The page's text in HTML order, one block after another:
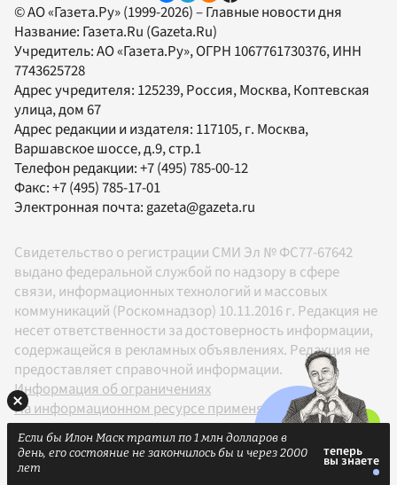
© АО «Газета.Ру» (1999-2026) – Главные новости дня
Название: Газета.Ru (Gazeta.Ru)
Учредитель:АО «Газета.Ру», ОГРН 1067761730376, ИНН
7743625728
Адрес учредителя: 125239, Россия, Москва, Коптевская
улица, дом 67
Адрес редакции и издателя: 117105, г. Москва,
Варшавское шоссе, д.9, стр.1
Телефон редакции:+7 (495) 785-00-12
Факс:+7 (495) 785-17-01
Электронная почта: gazeta@gazeta.ru
Свидетельство о регистрации СМИ Эл № ФС77-67642
выдано федеральной службой по надзору в сфере
связи, информационных технологий и массовых
коммуникаций (Роскомнадзор) 10.11.2016 г. Редакция не
несет ответственности за достоверность информации,
содержащейся в рекламных объявлениях. Редакция не
предоставляет справочной информации.
Информация об ограничениях
На информационном ресурсе применяются
рекомендательные технологии в соответствии с
Правилами
Если бы Илон Маск тратил по 1 млн долларов в
день, его состояние не закончилось бы и через 2000
лет